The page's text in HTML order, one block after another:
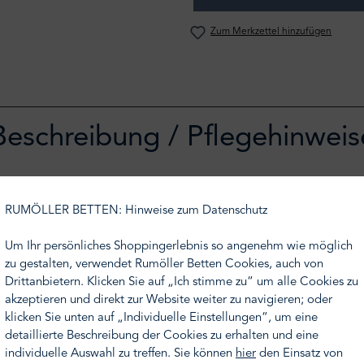
Zum Merkzettel hinzufügen
/
wird per Hand gearbeitet. Die Boxen "Harris Trinket"
und wasserabweisende Rindsleder ist in mehr als 50
Sie unterschiedliche Farben und Größen nebeneinander
unterschiedlichen Lederfarben/-arten fertigen lassen.
benötigt eine Vorlaufzeit von 6-8 Wochen.
Sie Ihren Beratungstermin einfach telefonisch unter der
RUMÖLLER BETTEN: Hinweise zum Datenschutz
Um Ihr persönliches Shoppingerlebnis so angenehm wie möglich
zu gestalten, verwendet Rumöller Betten Cookies, auch von
Drittanbietern. Klicken Sie auf „Ich stimme zu“ um alle Cookies zu
akzeptieren und direkt zur Website weiter zu navigieren; oder
klicken Sie unten auf „Individuelle Einstellungen“, um eine
detaillierte Beschreibung der Cookies zu erhalten und eine
individuelle Auswahl zu treffen. Sie können hier den Einsatz von